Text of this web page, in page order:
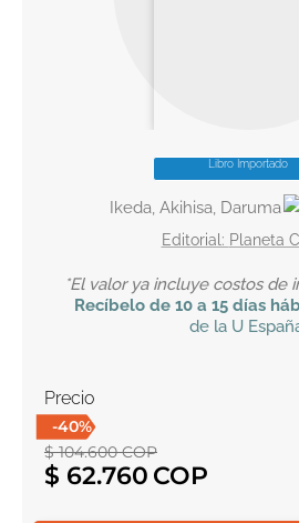
Libro Importado
Ikeda, Akihisa, Daruma
Planeta
*El valor ya incluye costos de
Recíbelo de 10 a 15 días
de la U
Precio
-40%
$ 104.600COP
$ 62.760